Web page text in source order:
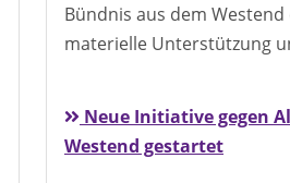
Bündnis aus dem
materielle Unterstützung
Neue Initiative gegen
Westend gestartet